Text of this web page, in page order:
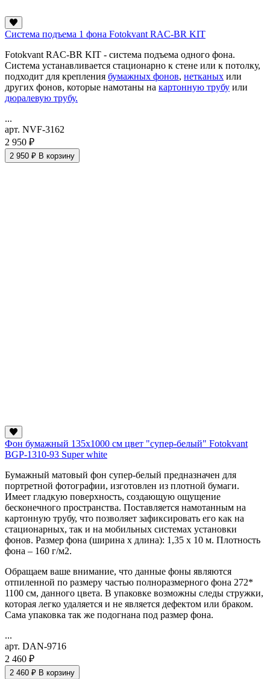
Система подъема 1 фона Fotokvant RAC-BR KIT
Fotokvant RAC-BR KIT - система подъема одного фона.
Система устанавливается стационарно к стене или к потолку,
подходит для крепления бумажных фонов, нетканых или
других фонов, которые намотаны на картонную трубу или
дюралевую трубу.
...
арт. NVF-3162
2 950 ₽
2 950 ₽ В корзину
Фон бумажный 135х1000 см цвет "супер-белый" Fotokvant
BGP-1310-93 Super white
Бумажный матовый фон супер-белый предназначен для
портретной фотографии, изготовлен из плотной бумаги.
Имеет гладкую поверхность, создающую ощущение
бесконечного пространства. Поставляется намотанным на
картонную трубу, что позволяет зафиксировать его как на
стационарных, так и на мобильных системах установки
фонов. Размер фона (ширина х длина): 1,35 х 10 м. Плотность
фона – 160 г/м2.
Обращаем ваше внимание, что данные фоны являются
отпиленной по размеру частью полноразмерного фона 272*
1100 см, данного цвета. В упаковке возможны следы стружки,
которая легко удаляется и не является дефектом или браком.
Сама упаковка так же подогнана под размер фона.
...
арт. DAN-9716
2 460 ₽
2 460 ₽ В корзину